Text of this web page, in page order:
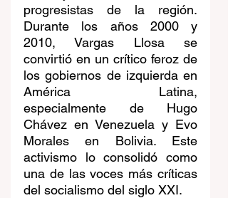
progresistas de la región.
Durante los años 2000 y
2010, Vargas Llosa se
convirtió en un crítico feroz de
los gobiernos de izquierda en
América Latina,
especialmente de Hugo
Chávez en Venezuela y Evo
Morales en Bolivia. Este
activismo lo consolidó como
una de las voces más críticas
del socialismo del siglo XXI.